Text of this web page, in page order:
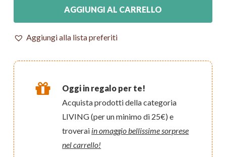
AGGIUNGI AL CARRELLO
Aggiungi alla lista preferiti
Oggi in regalo per te!
Acquista prodotti della categoria
LIVING (per un minimo di 25€) e
troverai in omaggio bellissime sorprese
nel carrello!